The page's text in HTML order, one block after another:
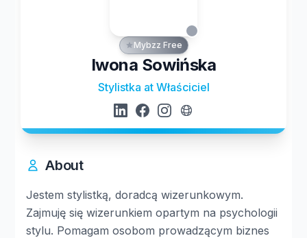
Mybzz Free
Iwona Sowińska
Stylistka at Właściciel
About
Jestem stylistką, doradcą wizerunkowym.
Zajmuję się wizerunkiem opartym na psychologii
stylu. Pomagam osobom prowadzącym biznes